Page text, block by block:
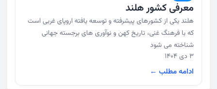
معرفی کشور هلند
هلند یکی از کشورهای پیشرفته و توسعه یافته اروپای غربی است
که با فرهنگ غنی، تاریخ کهن و نوآوری های برجسته جهانی
شناخته می شود
3 دی 1404
ادامه مطلب ←